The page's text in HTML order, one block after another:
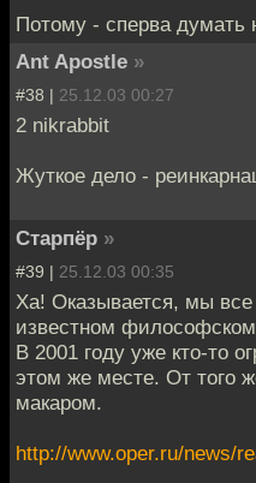
Потому - сперва думать
Ant Apostle »
#38 | 25.12.03 00:27
2 nikrabbit
Жуткое дело -
Старпёр »
#39 | 25.12.03 00:35
Ха! Оказывается, мы все
известном
В 2001 году уже кто-то
этом же месте. От того
макаром.
http://www.oper.ru/news/